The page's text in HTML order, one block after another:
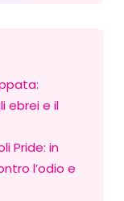
ebrei e il
Pride: in
l’odio e